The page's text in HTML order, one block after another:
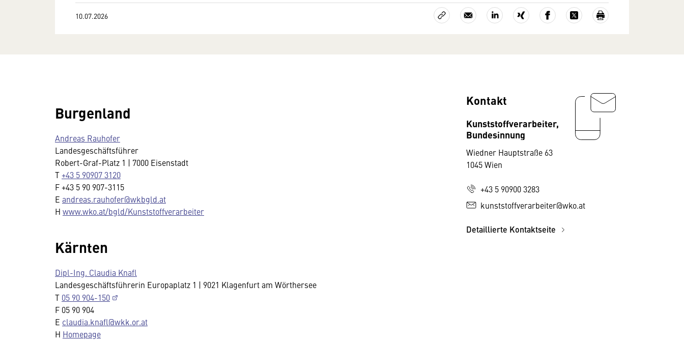
10.07.2026
Burgenland
Andreas Rauhofer
Landesgeschäftsführer
Robert-Graf-Platz 1 | 7000 Eisenstadt
T+43 5 90907 3120
F +43 5 90 907-3115
E andreas.rauhofer@wkbgld.at
H www.wko.at/bgld/Kunststoffverarbeiter
Kärnten
Dipl-Ing. Claudia Knafl
Landesgeschäftsführerin Europaplatz 1 | 9021 Klagenfurt am Wörthersee
T 05 90 904-150
F 05 90 904
E claudia.knafl@wkk.or.at
H Homepage
Kontakt
Kunststoffverarbeiter,
Bundesinnung
Wiedner Hauptstraße 63
1045 Wien
+43 5 90900 3283
kunststoffverarbeiter@wko.at
Detaillierte Kontaktseite